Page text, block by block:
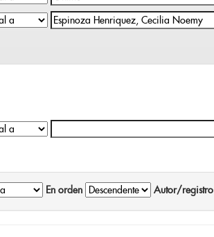
En orden Autor/registro